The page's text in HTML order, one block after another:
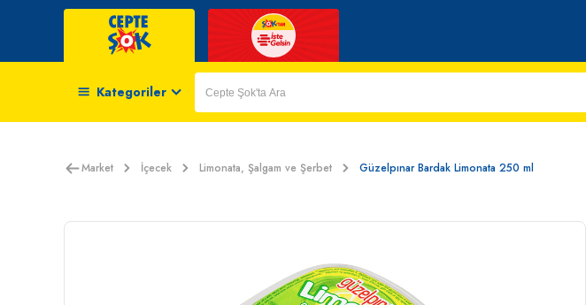
Kategoriler
Market İçecek Limonata, Şalgam ve Şerbet Güzelpınar Bardak Limonata 250 ml